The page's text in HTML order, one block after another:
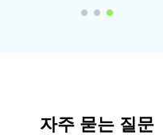
자주 묻는 질문